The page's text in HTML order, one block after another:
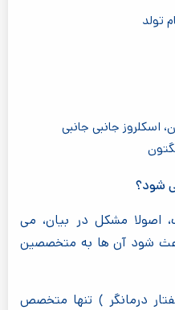
تولد
اسکلروز جانبی جانبی
شود؟
اصولا مشکل در بیان، می
شود آن ها به متخصصین
درمانگر ) تنها متخصص